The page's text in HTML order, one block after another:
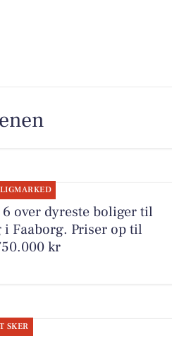
6 over dyreste boliger til
i Faaborg. Priser op til
kr
SKER